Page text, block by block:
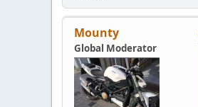
Mounty
Global Moderator